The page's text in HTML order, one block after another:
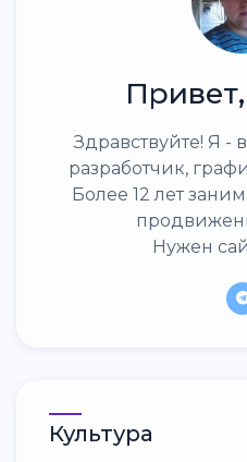
Здравствуйте! Я - веб-дизайнер, веб-
разработчик,
Более 12 лет
Нужен
Культура